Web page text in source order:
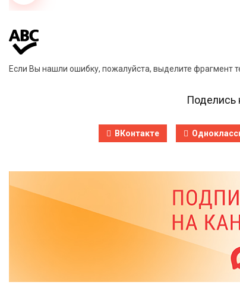
Если Вы нашли ошибку, пожалуйста, выделите фрагмент
Поделись
ВКонтакте